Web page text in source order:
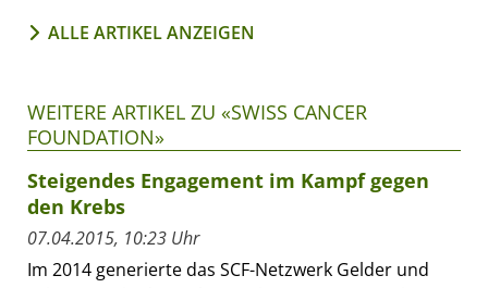
ALLE ARTIKEL ANZEIGEN
WEITERE ARTIKEL ZU «SWISS CANCER
FOUNDATION»
Steigendes Engagement im Kampf gegen
den Krebs
07.04.2015, 10:23 Uhr
Im 2014 generierte das SCF-Netzwerk Gelder und